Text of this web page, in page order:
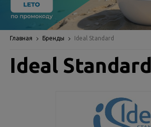
Главная Бренды Ideal Standard
Ideal Standard